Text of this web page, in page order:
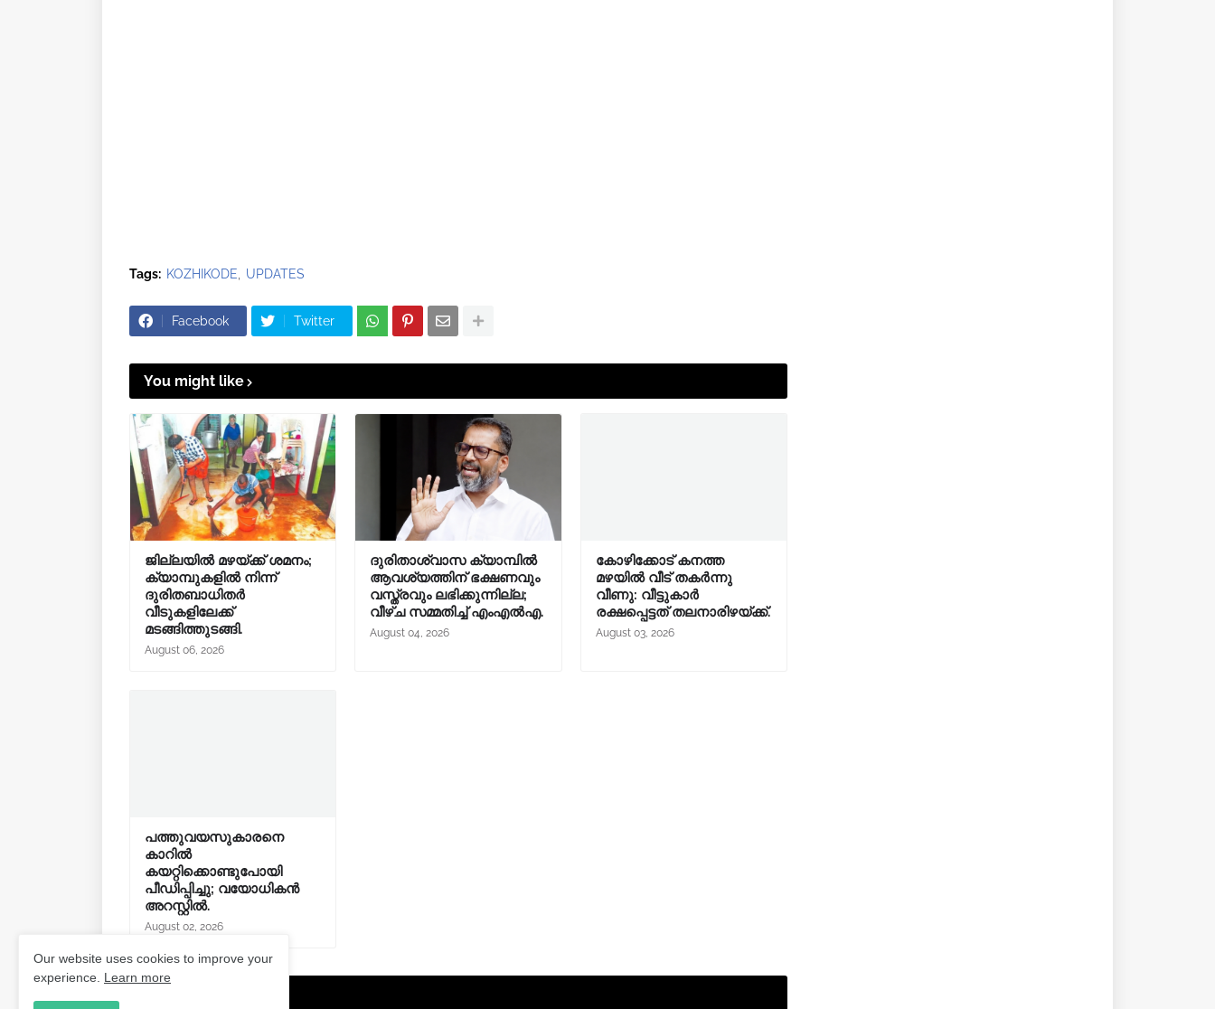
Tags: KOZHIKODE UPDATES
Facebook Twitter
You might like
ജില്ലയിൽ മഴയ്ക്ക് ശമനം;
ക്യാമ്പുകളിൽ നിന്ന്
ദുരിതബാധിതർ
വീടുകളിലേക്ക്
മടങ്ങിത്തുടങ്ങി.
August 06, 2026
ദുരിതാശ്വാസ ക്യാമ്പിൽ
ആവശ്യത്തിന് ഭക്ഷണവും
വസ്ത്രവും ലഭിക്കുന്നില്ല;
വീഴ്ച സമ്മതിച്ച് എംഎൽഎ.
August 04, 2026
കോഴിക്കോട് കനത്ത
മഴയിൽ വീട് തകർന്നു
വീണു: വീട്ടുകാർ
രക്ഷപ്പെട്ടത് തലനാരിഴയ്ക്ക്.
August 03, 2026
പത്തുവയസുകാരനെ
കാറിൽ
കയറ്റിക്കൊണ്ടുപോയി
പീഡിപ്പിച്ചു; വയോധികൻ
അറസ്റ്റിൽ.
August 02, 2026
Our website uses cookies to improve your
experience. Learn more